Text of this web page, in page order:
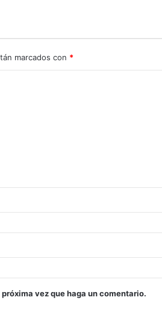
marcados con *
vez que haga un comentario.